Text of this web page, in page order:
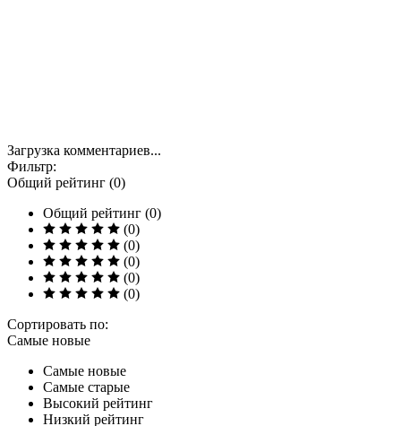
Загрузка комментариев...
Фильтр:
Общий рейтинг (0)
Общий рейтинг (0)
(0)
(0)
(0)
(0)
(0)
Сортировать по:
Самые новые
Самые новые
Самые старые
Высокий рейтинг
Низкий рейтинг